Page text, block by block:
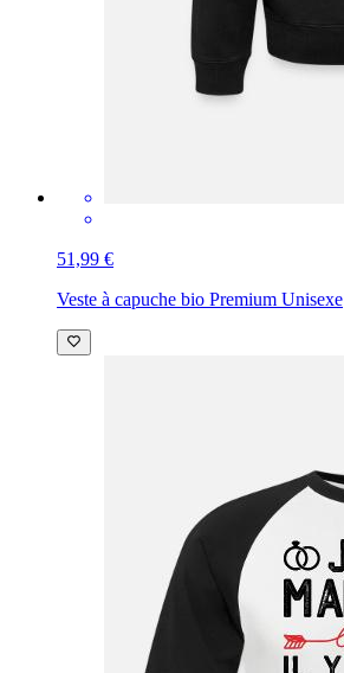
51,99 €
Veste à capuche bio Premium Unisexe